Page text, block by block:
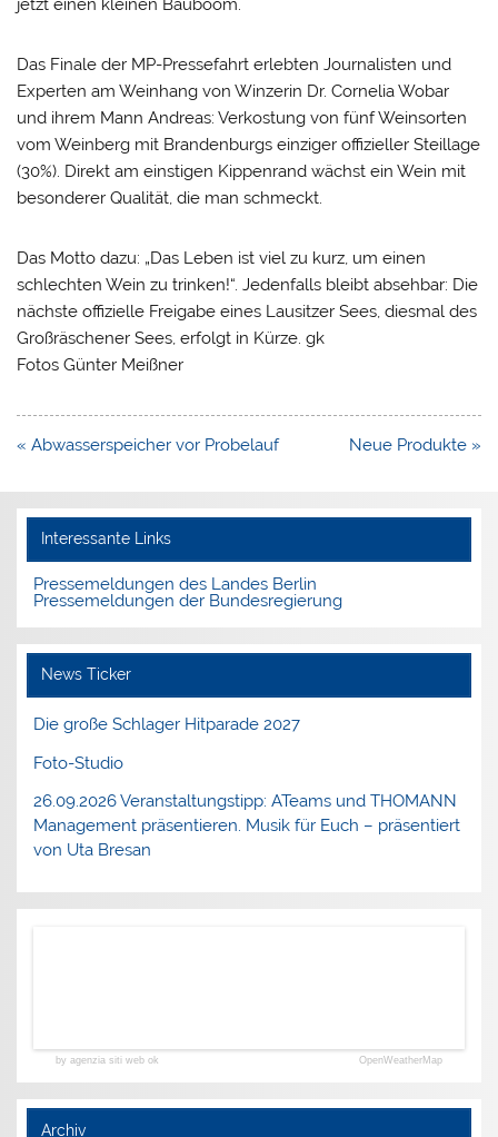
jetzt einen kleinen Bauboom.
Das Finale der MP-Pressefahrt erlebten Journalisten und
Experten am Weinhang von Winzerin Dr. Cornelia Wobar
und ihrem Mann Andreas: Verkostung von fünf Weinsorten
vom Weinberg mit Brandenburgs einziger offizieller Steillage
(30%). Direkt am einstigen Kippenrand wächst ein Wein mit
besonderer Qualität, die man schmeckt.
Das Motto dazu: „Das Leben ist viel zu kurz, um einen
schlechten Wein zu trinken!“. Jedenfalls bleibt absehbar: Die
nächste offizielle Freigabe eines Lausitzer Sees, diesmal des
Großräschener Sees, erfolgt in Kürze. gk
Fotos Günter Meißner
Beitragsnavigation
« Abwasserspeicher vor Probelauf Neue Produkte »
Interessante Links
Pressemeldungen des Landes Berlin
Pressemeldungen der Bundesregierung
News Ticker
Die große Schlager Hitparade 2027
Foto-Studio
26.09.2026 Veranstaltungstipp: ATeams und THOMANN
Management präsentieren. Musik für Euch – präsentiert
von Uta Bresan
by agenzia siti web ok OpenWeatherMap
Archiv